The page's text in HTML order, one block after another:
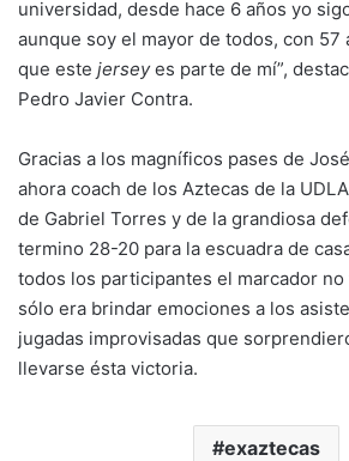
universidad, desde hace 6 años yo
aunque soy el mayor de todos, con 57
que este jerseyes parte de mí”,
Pedro Javier Contra.
Gracias a los magníficos pases de
ahora coach de los Aztecas de la
de Gabriel Torres y de la grandiosa
termino 28-20 para la escuadra de
todos los participantes el marcador
sólo era brindar emociones a los
jugadas improvisadas que
llevarse ésta victoria.
exaztecas